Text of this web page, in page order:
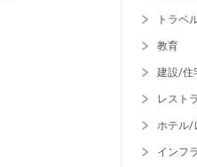
トラベ
教育
建設/住
レスト
ホテル/
インフ